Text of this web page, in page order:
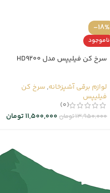
-18%
ناموجود
سرخ کن فیلیپس مدل HD9200
لوازم برقی آشپزخانه, سرخ کن
فیلیپس
(0)
13,950,000تومان 11,500,000تومان